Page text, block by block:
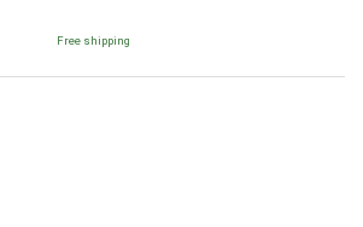
Free shipping